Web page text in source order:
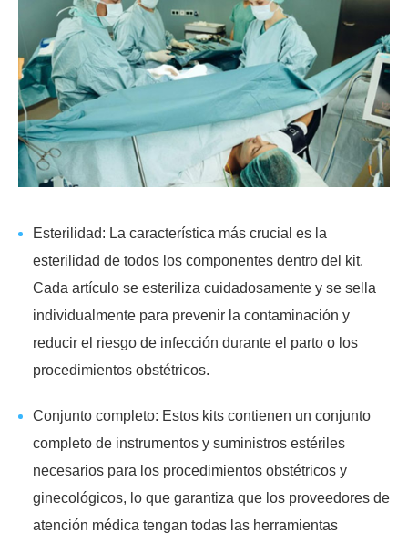
Esterilidad: La característica más crucial es la
esterilidad de todos los componentes dentro del kit.
Cada artículo se esteriliza cuidadosamente y se sella
individualmente para prevenir la contaminación y
reducir el riesgo de infección durante el parto o los
procedimientos obstétricos.
Conjunto completo: Estos kits contienen un conjunto
completo de instrumentos y suministros estériles
necesarios para los procedimientos obstétricos y
ginecológicos, lo que garantiza que los proveedores de
atención médica tengan todas las herramientas